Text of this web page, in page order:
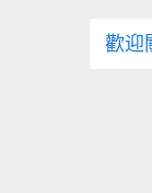
歡迎